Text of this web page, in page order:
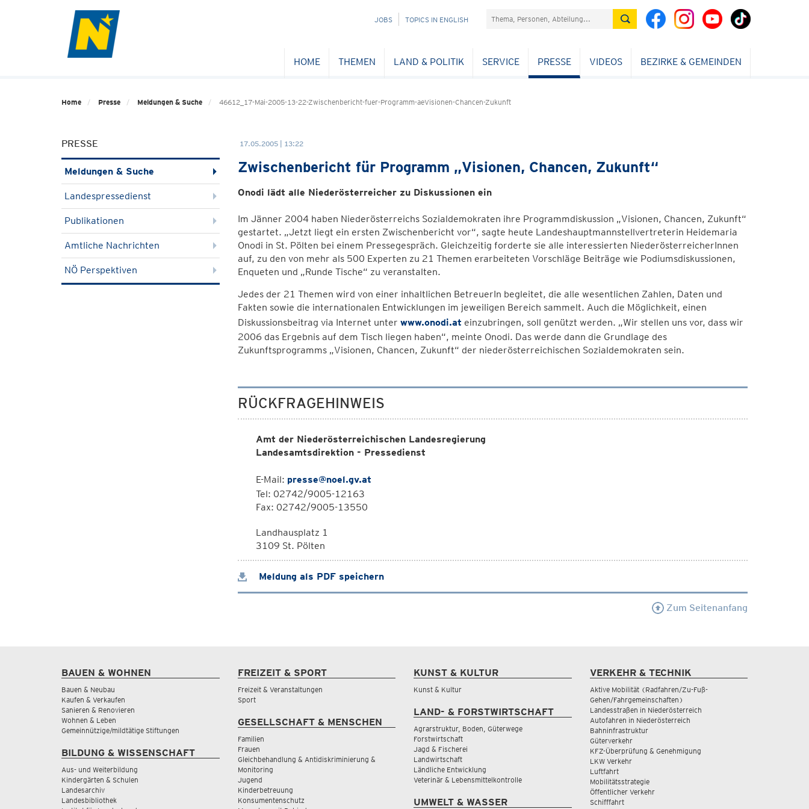
NAVIGATION
JOBS TOPICS IN ENGLISH Suchefeld
HOME THEMEN LAND & POLITIK SERVICE PRESSE VIDEOS BEZIRKE & GEMEINDEN
Home Presse Meldungen & Suche 46612_17-Mai-2005-13-22-Zwischenbericht-fuer-Programm-aeVisionen-Chancen-Zukunft
PRESSE
Meldungen & Suche
Landespressedienst
Publikationen
Amtliche Nachrichten
NÖ Perspektiven
17.05.2005 | 13:22
Zwischenbericht für Programm „Visionen, Chancen, Zukunft“
Onodi lädt alle Niederösterreicher zu Diskussionen ein
Im Jänner 2004 haben Niederösterreichs Sozialdemokraten ihre Programmdiskussion „Visionen, Chancen, Zukunft“
gestartet. „Jetzt liegt ein ersten Zwischenbericht vor“, sagte heute Landeshauptmannstellvertreterin Heidemaria
Onodi in St. Pölten bei einem Pressegespräch. Gleichzeitig forderte sie alle interessierten NiederösterreicherInnen
auf, zu den von mehr als 500 Experten zu 21 Themen erarbeiteten Vorschläge Beiträge wie Podiumsdiskussionen,
Enqueten und „Runde Tische“ zu veranstalten.
Jedes der 21 Themen wird von einer inhaltlichen BetreuerIn begleitet, die alle wesentlichen Zahlen, Daten und
Fakten sowie die internationalen Entwicklungen im jeweiligen Bereich sammelt. Auch die Möglichkeit, einen
Diskussionsbeitrag via Internet unter www.onodi.at einzubringen, soll genützt werden. „Wir stellen uns vor, dass wir
2006 das Ergebnis auf dem Tisch liegen haben“, meinte Onodi. Das werde dann die Grundlage des
Zukunftsprogramms „Visionen, Chancen, Zukunft“ der niederösterreichischen Sozialdemokraten sein.
RÜCKFRAGEHINWEIS
Amt der Niederösterreichischen Landesregierung
Landesamtsdirektion - Pressedienst
E-Mail: presse@noel.gv.at
Tel: 02742/9005-12163
Fax: 02742/9005-13550
Landhausplatz 1
3109 St. Pölten
Meldung als PDF speichern
Zum Seitenanfang
BAUEN & WOHNEN
Bauen & Neubau
Kaufen & Verkaufen
Sanieren & Renovieren
Wohnen & Leben
Gemeinnützige/mildtätige Stiftungen
BILDUNG & WISSENSCHAFT
Aus- und Weiterbildung
Kindergärten & Schulen
Landesarchiv
Landesbibliothek
FREIZEIT & SPORT
Freizeit & Veranstaltungen
Sport
GESELLSCHAFT & MENSCHEN
Familien
Frauen
Gleichbehandlung & Antidiskriminierung &
Monitoring
Jugend
Kinderbetreuung
Konsumentenschutz
KUNST & KULTUR
Kunst & Kultur
LAND- & FORSTWIRTSCHAFT
Agrarstruktur, Boden, Güterwege
Forstwirtschaft
Jagd & Fischerei
Landwirtschaft
Ländliche Entwicklung
Veterinär & Lebensmittelkontrolle
UMWELT & WASSER
VERKEHR & TECHNIK
Aktive Mobilität (Radfahren/Zu-Fuß-
Gehen/Fahrgemeinschaften)
Landesstraßen in Niederösterreich
Autofahren in Niederösterreich
Bahninfrastruktur
Güterverkehr
KFZ-Überprüfung & Genehmigung
LKW Verkehr
Luftfahrt
Mobilitätsstrategie
Öffentlicher Verkehr
Schifffahrt